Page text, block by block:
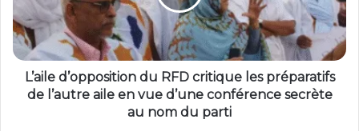
L’aile d’opposition du RFD critique les préparatifs
de l’autre aile en vue d’une conférence secrète
au nom du parti